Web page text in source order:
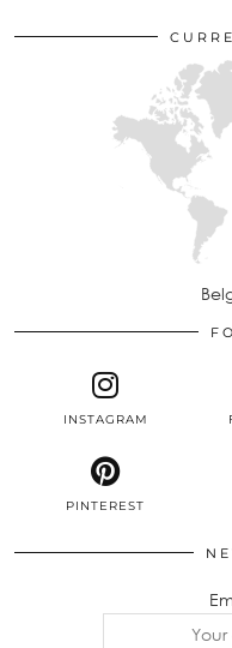
INSTAGRAM
PINTEREST